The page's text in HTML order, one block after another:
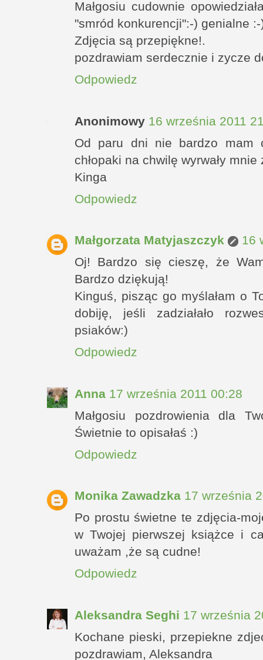
Małgosiu cudownie
"smród konkurencji":-) genialne :-
Zdjęcia są przepiękne!.
pozdrawiam serdecznie i zycze
Odpowiedz
Anonimowy 16 września 2011
Od paru dni nie bardzo mam
chłopaki na chwilę wyrwały mnie
Kinga
Odpowiedz
Małgorzata Matyjaszczyk
16
Oj! Bardzo się cieszę, że
Bardzo dziękują!
Kinguś, pisząc go myślałam o
dobiję, jeśli zadziałało
psiaków:)
Odpowiedz
Anna 17 września 2011 00:28
Małgosiu pozdrowienia dla
Świetnie to opisałaś :)
Odpowiedz
Monika Zawadzka 17 września
Po prostu świetne te zdjęcia-
w Twojej pierwszej książce i
uważam ,że są cudne!
Odpowiedz
Aleksandra Seghi 17 września
Kochane pieski, przepiekne
pozdrawiam, Aleksandra